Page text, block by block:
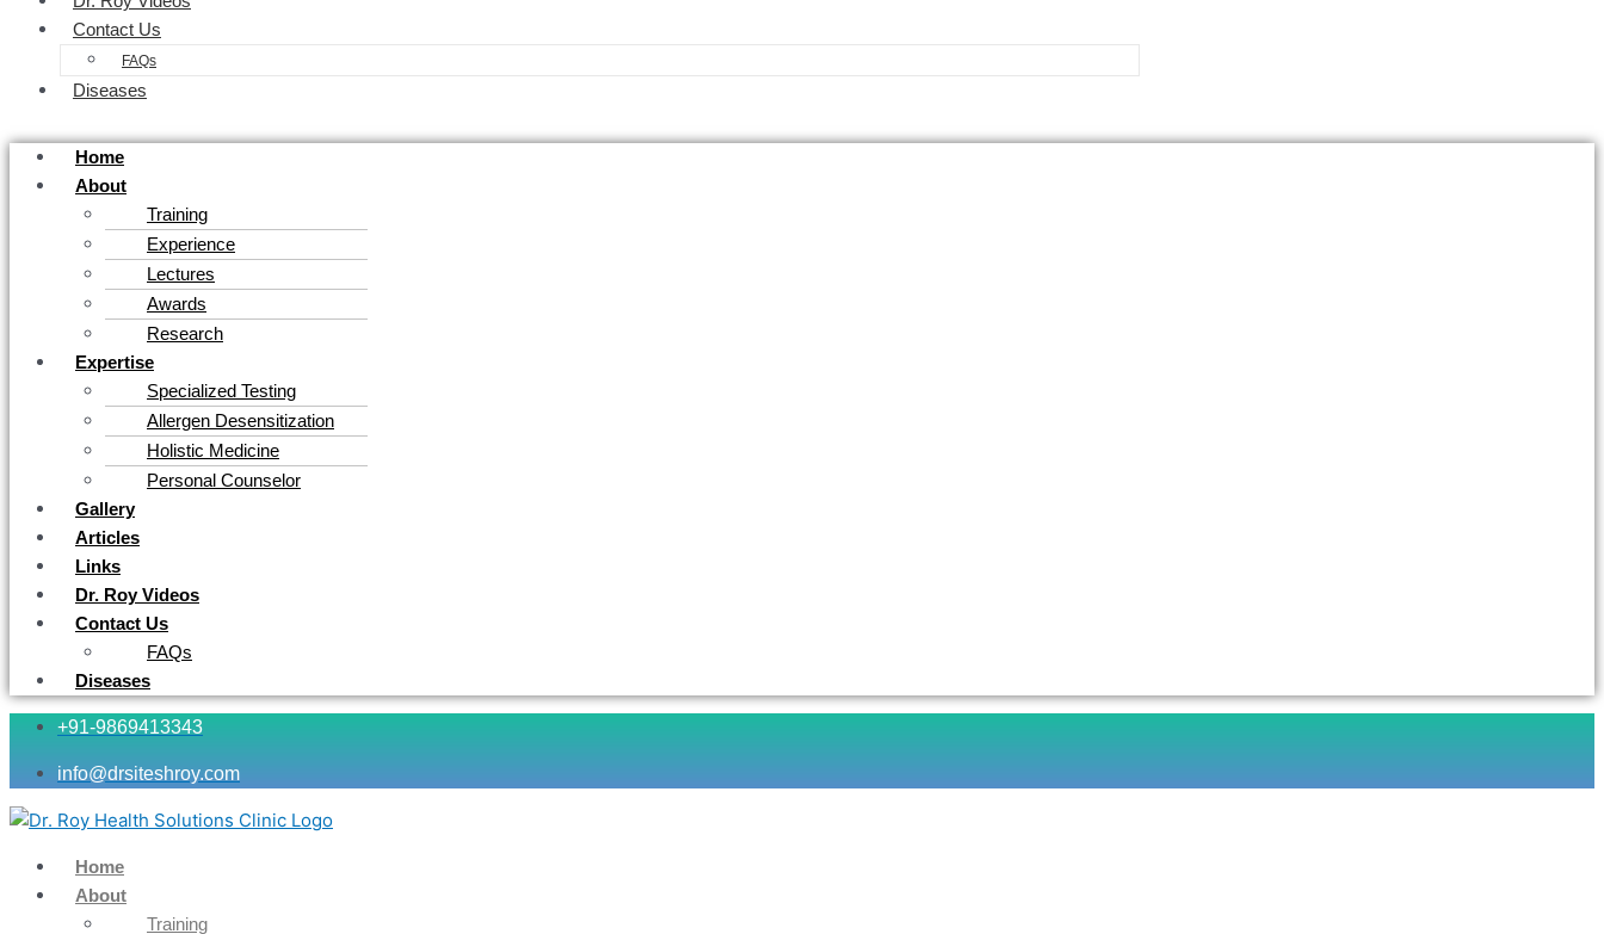
Contact Us
FAQs
Diseases
Home
About
Training
Experience
Lectures
Awards
Research
Expertise
Specialized Testing
Allergen Desensitization
Holistic Medicine
Personal Counselor
Gallery
Articles
Links
Dr. Roy Videos
Contact Us
FAQs
Diseases
+91-9869413343
info@drsiteshroy.com
Home
About
Training